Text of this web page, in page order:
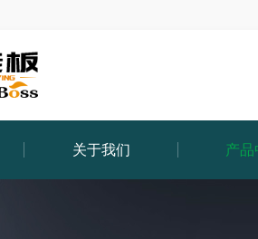
关于我们 产品